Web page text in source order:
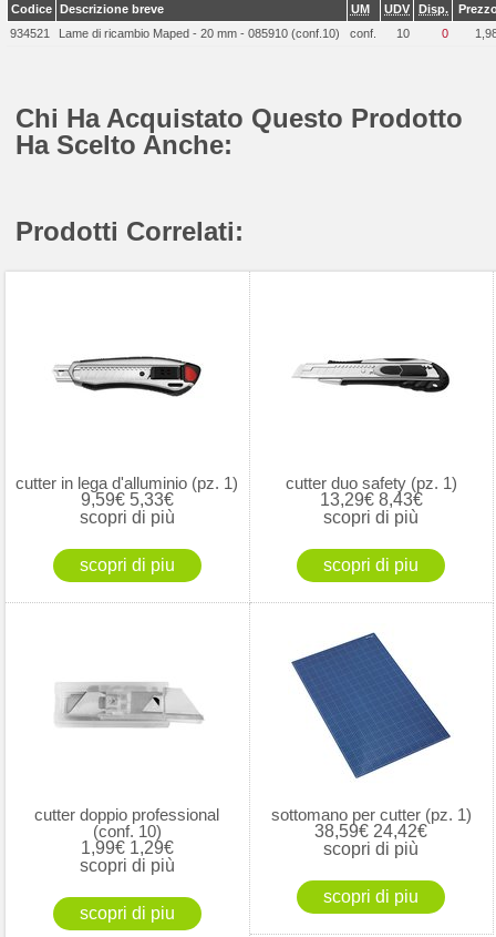
Codice Descrizione breve UM UDV Disp.
934521
Lame di ricambio Maped - 20 mm - 085910 (conf.10) conf. 10 0
Chi Ha Acquistato Questo Prodotto
Ha Scelto Anche:
Prodotti Correlati:
cutter in lega d'alluminio (pz. 1)
9,59€5,33€
scopri di più
cutter duo safety (pz. 1)
13,29€8,43€
scopri di più
cutter doppio professional
(conf. 10)
1,99€1,29€
scopri di più
sottomano per cutter (pz. 1)
38,59€ 24,42€
scopri di più